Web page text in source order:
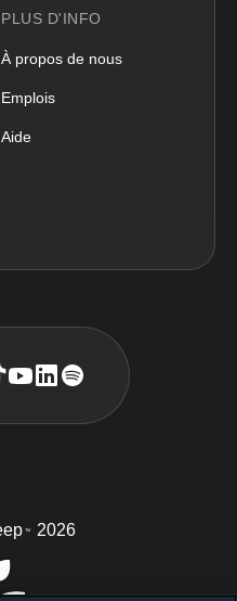
PLUS D'INFO
À propos de nous
Emplois
Aide
TM 2026